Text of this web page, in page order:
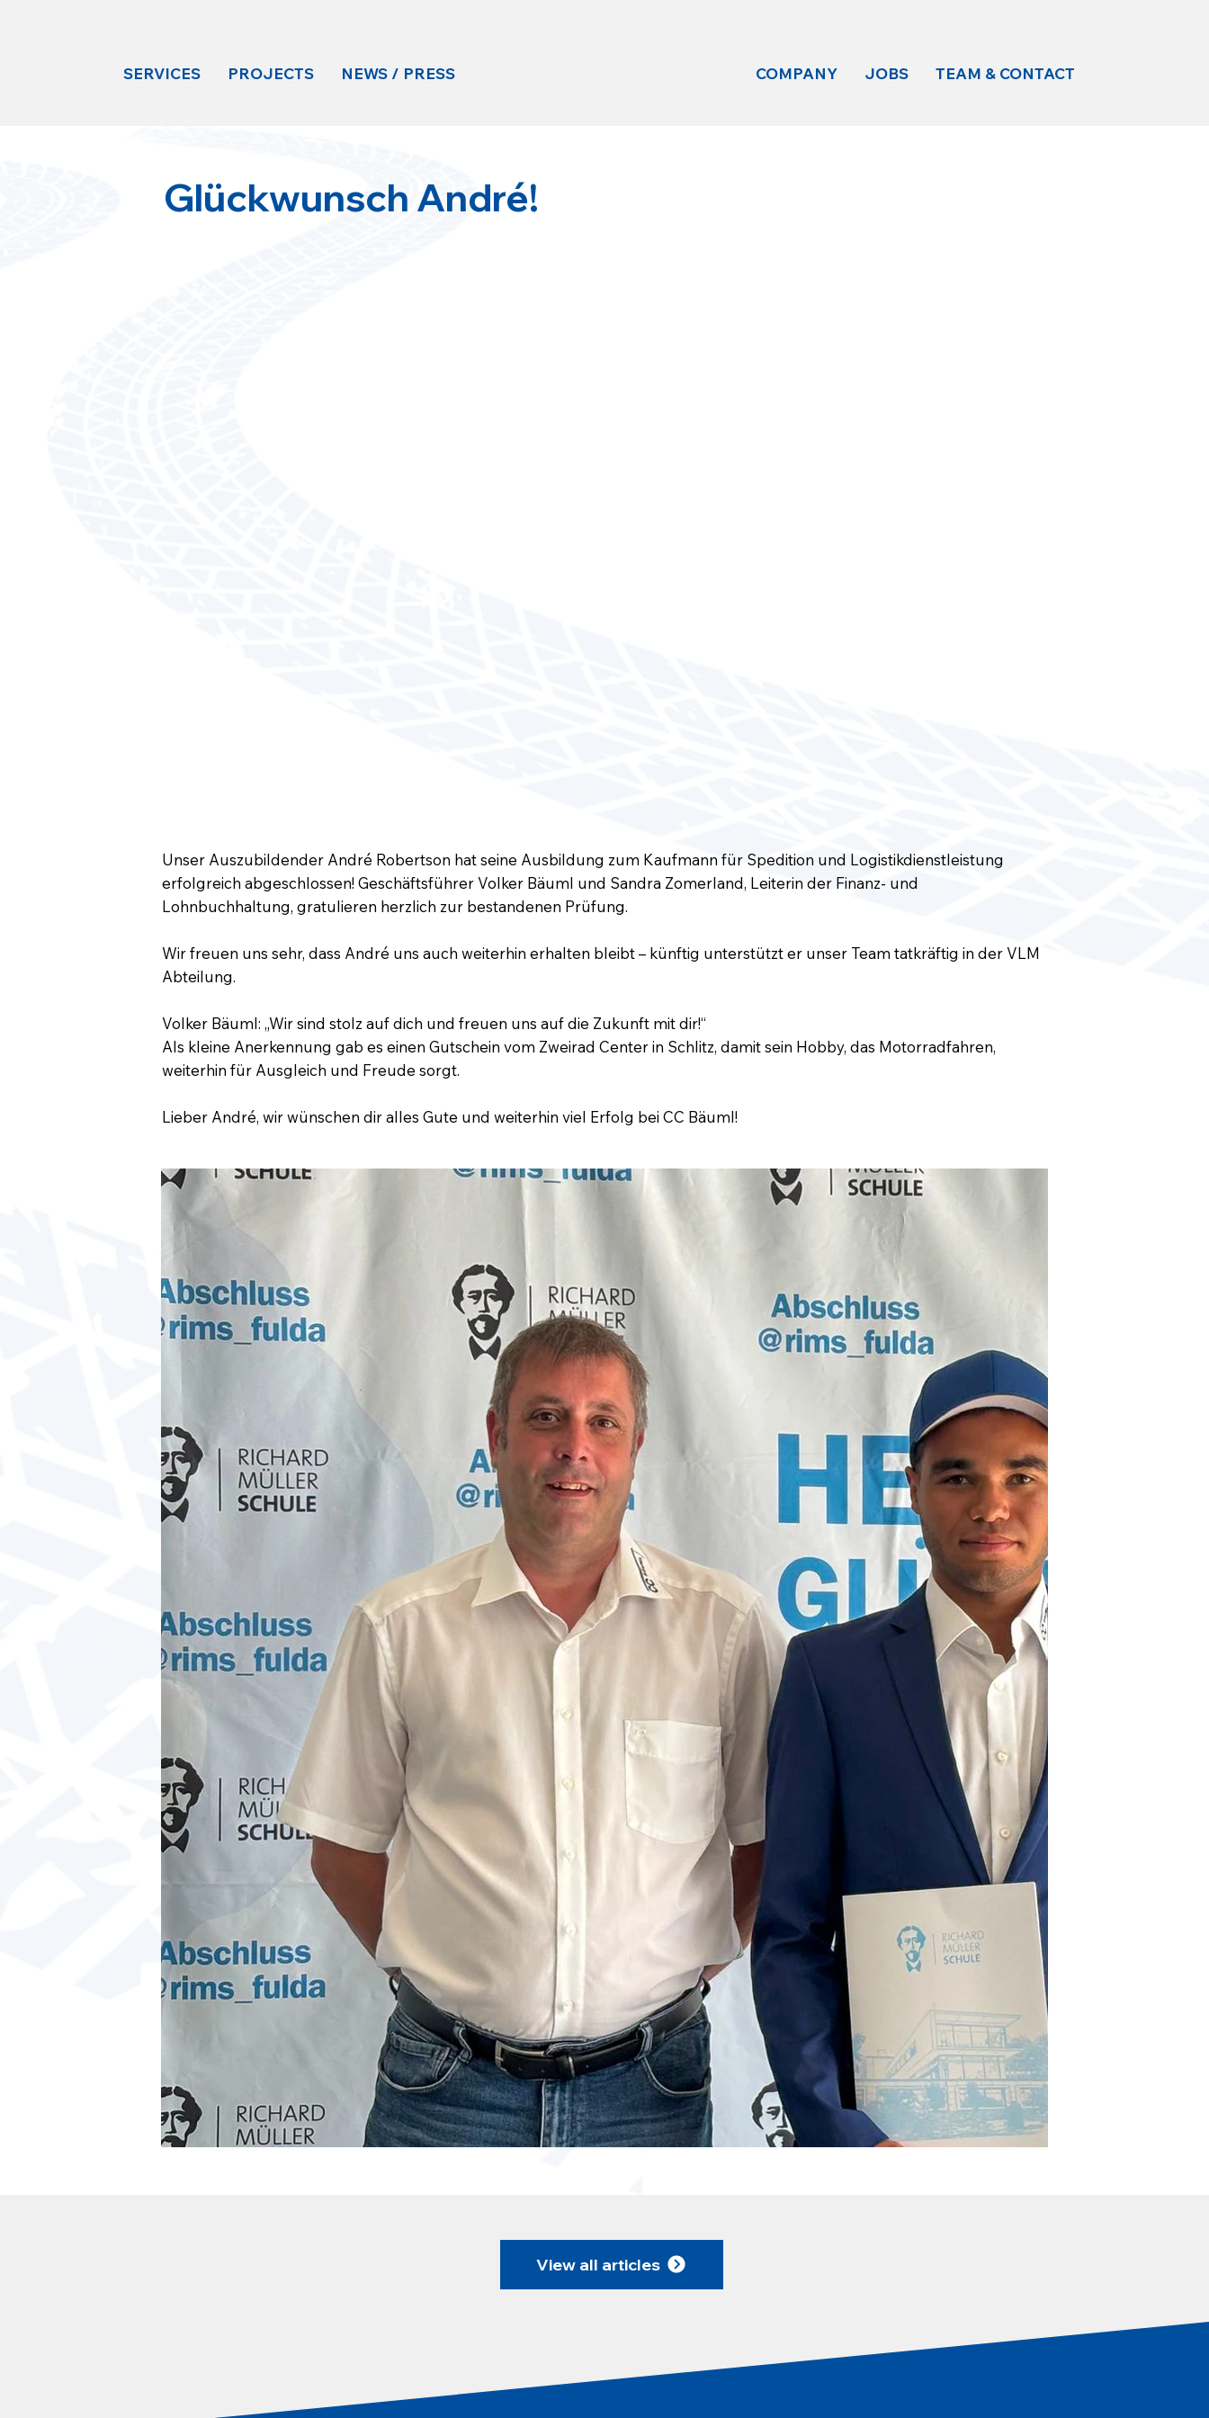
SERVICES PROJECTS NEWS / PRESS COMPANY JOBS TEAM & CONTACT
Glückwunsch André!
Unser Auszubildender André Robertson hat seine Ausbildung zum Kaufmann für Spedition und Logistikdienstleistung
erfolgreich abgeschlossen! Geschäftsführer Volker Bäuml und Sandra Zomerland, Leiterin der Finanz- und
Lohnbuchhaltung, gratulieren herzlich zur bestandenen Prüfung.
Wir freuen uns sehr, dass André uns auch weiterhin erhalten bleibt – künftig unterstützt er unser Team tatkräftig in der VLM
Abteilung.
Volker Bäuml: „Wir sind stolz auf dich und freuen uns auf die Zukunft mit dir!“
Als kleine Anerkennung gab es einen Gutschein vom Zweirad Center in Schlitz, damit sein Hobby, das Motorradfahren,
weiterhin für Ausgleich und Freude sorgt.
Lieber André, wir wünschen dir alles Gute und weiterhin viel Erfolg bei CC Bäuml!
View all articles